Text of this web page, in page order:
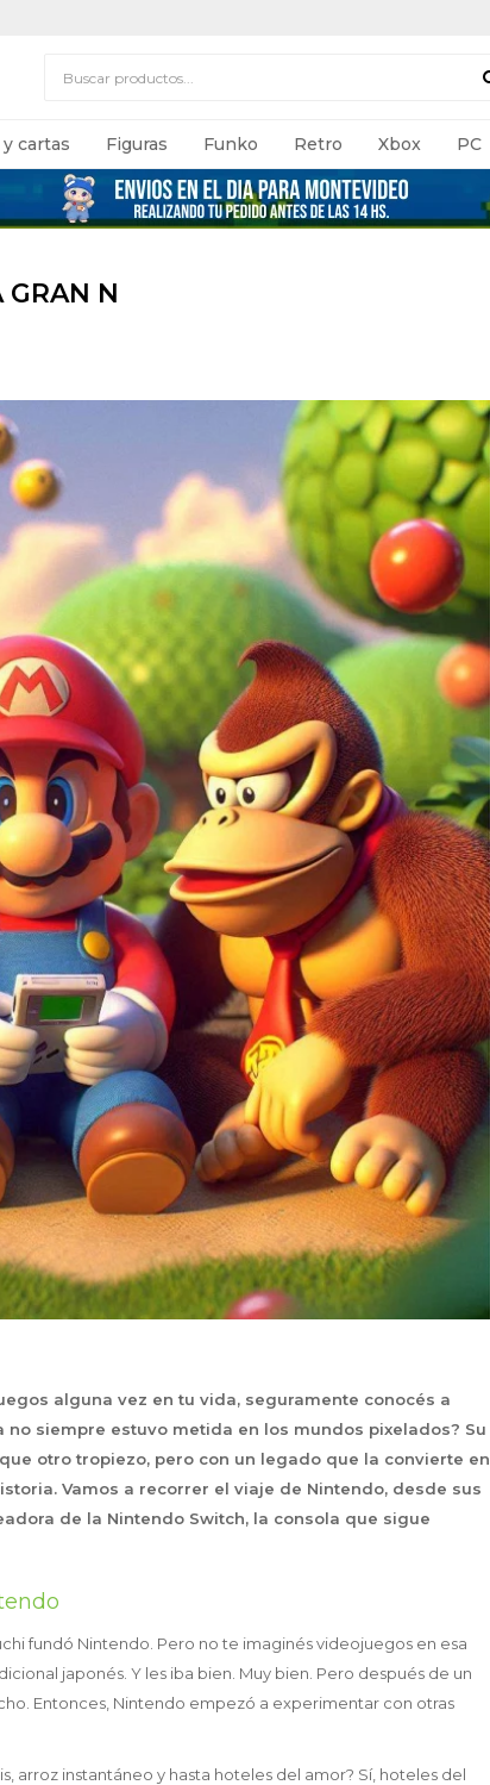
cartas Figuras Funko Retro Xbox PC
N
alguna vez en tu vida, seguramente conocés a
siempre estuvo metida en los mundos pixelados? Su
otro tropiezo, pero con un legado que la convierte en
Vamos a recorrer el viaje de Nintendo, desde sus
de la Nintendo Switch, la consola que sigue
fundó Nintendo. Pero no te imaginés videojuegos en esa
japonés. Y les iba bien. Muy bien. Pero después de un
Entonces, Nintendo empezó a experimentar con otras
arroz instantáneo y hasta hoteles del amor? Sí, hoteles del